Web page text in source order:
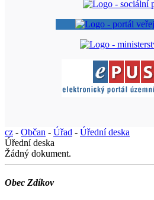
cz - Občan - Úřad - Úřední deska
Úřední deska
Žádný dokument.
Obec Zdíkov